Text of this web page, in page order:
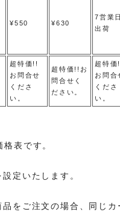
¥550 ¥630
7営業
出荷
超特価!!
お問合せ
くださ
い。
超特価!!お
問合せく
ださい。
超特
お問合
くださ
い。
表です。
定いたします。
をご注文の場合、同じカ